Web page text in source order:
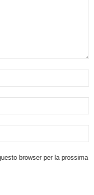
browser per la prossima